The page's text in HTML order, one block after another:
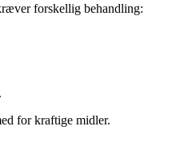
forskellig behandling:
for kraftige midler.